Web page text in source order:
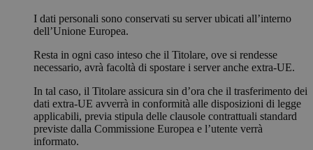
I dati personali sono conservati su server ubicati all’interno
dell’Unione Europea.
Resta in ogni caso inteso che il Titolare, ove si rendesse
necessario, avrà facoltà di spostare i server anche extra-UE.
In tal caso, il Titolare assicura sin d’ora che il trasferimento dei
dati extra-UE avverrà in conformità alle disposizioni di legge
applicabili, previa stipula delle clausole contrattuali standard
previste dalla Commissione Europea e l’utente verrà
informato.